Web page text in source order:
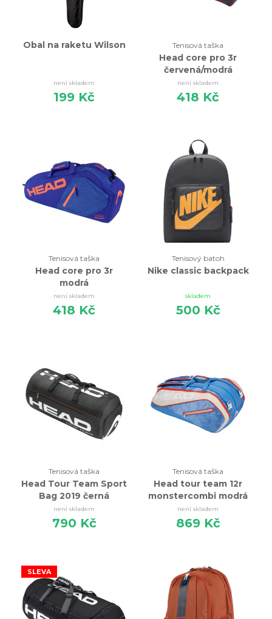
Obal na raketu Wilson
není skladem
199 Kč
Tenisová taška
Head core pro 3r
červená/modrá
není skladem
418 Kč
Tenisová taška
Head core pro 3r
modrá
není skladem
418 Kč
Tenisový batoh
Nike classic backpack
skladem
500 Kč
Tenisová taška
Head Tour Team Sport
Bag 2019 černá
není skladem
790 Kč
Tenisová taška
Head tour team 12r
monstercombi modrá
není skladem
869 Kč
SLEVA